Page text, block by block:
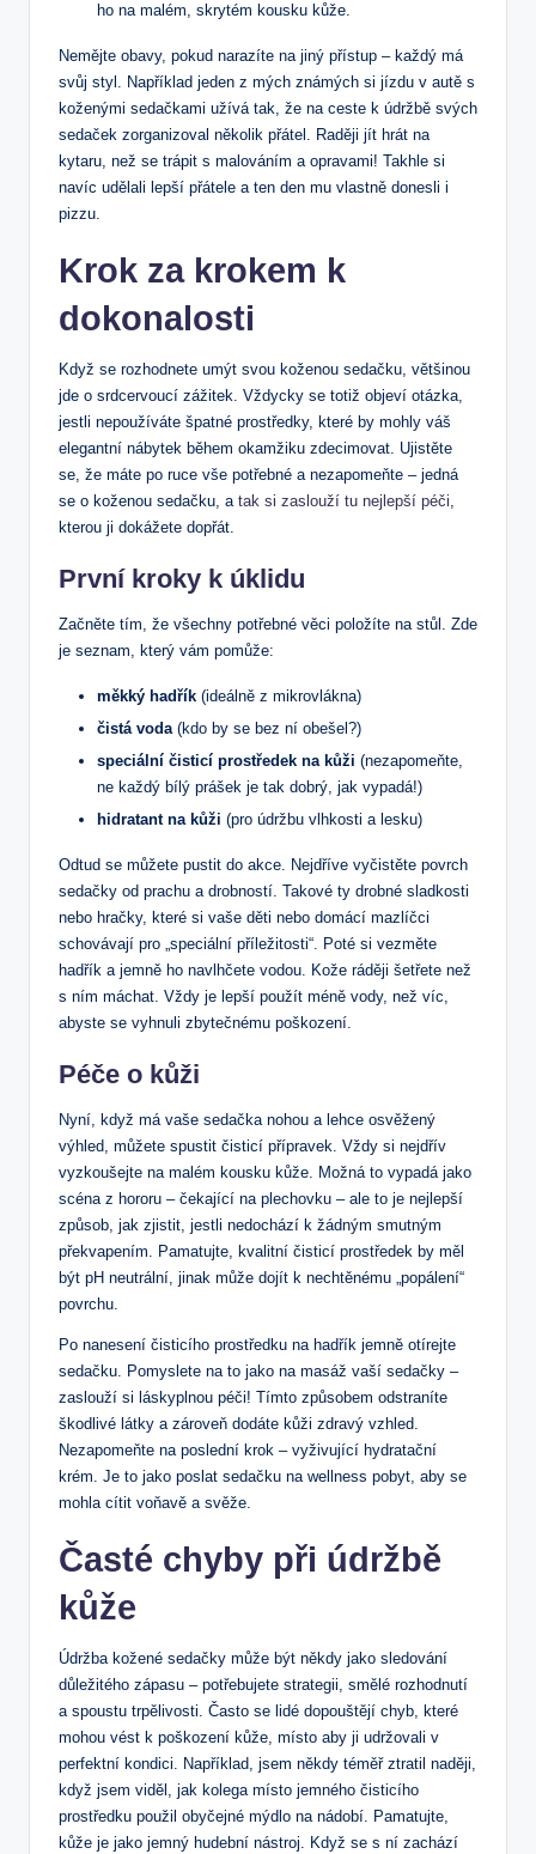
ho na malém, skrytém kousku kůže.
Nemějte obavy, pokud narazíte na jiný přístup – každý má
svůj styl. Například jeden z mých známých si jízdu v autě s
koženými sedačkami užívá tak, že na ceste k údržbě svých
sedaček zorganizoval několik přátel. Raději jít hrát na
kytaru, než se trápit s malováním a opravami! Takhle si
navíc udělali lepší přátele a ten den mu vlastně donesli i
pizzu.
Krok za krokem k
dokonalosti
Když se rozhodnete umýt svou koženou sedačku, většinou
jde o srdcervoucí zážitek. Vždycky se totiž objeví otázka,
jestli nepoužíváte špatné prostředky, které by mohly váš
elegantní nábytek během okamžiku zdecimovat. Ujistěte
se, že máte po ruce vše potřebné a nezapomeňte – jedná
se o koženou sedačku, a tak si zaslouží tu nejlepší péči
kterou ji dokážete dopřát.
První kroky k úklidu
Začněte tím, že všechny potřebné věci položíte na stůl. Zde
je seznam, který vám pomůže:
měkký hadřík (ideálně z mikrovlákna)
čistá voda (kdo by se bez ní obešel?)
speciální čisticí prostředek na kůži (nezapomeňte,
ne každý bílý prášek je tak dobrý, jak vypadá!)
hidratant na kůži (pro údržbu vlhkosti a lesku)
Odtud se můžete pustit do akce. Nejdříve vyčistěte povrch
sedačky od prachu a drobností. Takové ty drobné sladkosti
nebo hračky, které si vaše děti nebo domácí mazlíčci
schovávají pro „speciální příležitosti“. Poté si vezměte
hadřík a jemně ho navlhčete vodou. Kože ráději šetřete než
s ním máchat. Vždy je lepší použít méně vody, než víc,
abyste se vyhnuli zbytečnému poškození.
Péče o kůži
Nyní, když má vaše sedačka nohou a lehce osvěžený
výhled, můžete spustit čisticí přípravek. Vždy si nejdřív
vyzkoušejte na malém kousku kůže. Možná to vypadá jako
scéna z hororu – čekající na plechovku – ale to je nejlepší
způsob, jak zjistit, jestli nedochází k žádným smutným
překvapením. Pamatujte, kvalitní čisticí prostředek by měl
být pH neutrální, jinak může dojít k nechtěnému „popálení“
povrchu.
Po nanesení čisticího prostředku na hadřík jemně otírejte
sedačku. Pomyslete na to jako na masáž vaší sedačky –
zaslouží si láskyplnou péči! Tímto způsobem odstraníte
škodlivé látky a zároveň dodáte kůži zdravý vzhled.
Nezapomeňte na poslední krok – vyživující hydratační
krém. Je to jako poslat sedačku na wellness pobyt, aby se
mohla cítit voňavě a svěže.
Časté chyby při údržbě
kůže
Údržba kožené sedačky může být někdy jako sledování
důležitého zápasu – potřebujete strategii, smělé rozhodnutí
a spoustu trpělivosti. Často se lidé dopouštějí chyb, které
mohou vést k poškození kůže, místo aby ji udržovali v
perfektní kondici. Například, jsem někdy téměř ztratil naději,
když jsem viděl, jak kolega místo jemného čisticího
prostředku použil obyčejné mýdlo na nádobí. Pamatujte,
kůže je jako jemný hudební nástroj. Když se s ní zachází